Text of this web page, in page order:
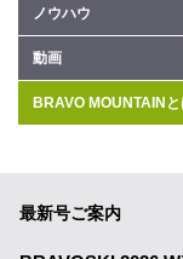
ノウハウ
動画
BRAVO MOUNTAIN
最新号ご案内